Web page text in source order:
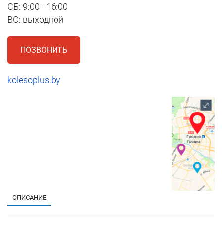
СБ: 9:00 - 16:00
ВС: выходной
ПОЗВОНИТЬ
kolesoplus.by
ОПИСАНИЕ